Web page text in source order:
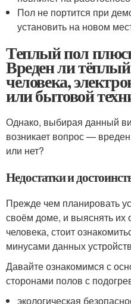
Пол не портится при
установить на новом
Теплый пол
Вреден ли
человека,
или бытовой
Однако, выбирая данный
возникает вопрос —
или нет?
Недостатки и
Прежде чем планировать
своём доме, и выяснять их
человека, стоит
минусами данных
Давайте ознакомимся с
сторонами полов с
экологическая